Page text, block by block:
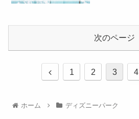
次のページ
1 2 3 4
ホーム ディズニーパーク